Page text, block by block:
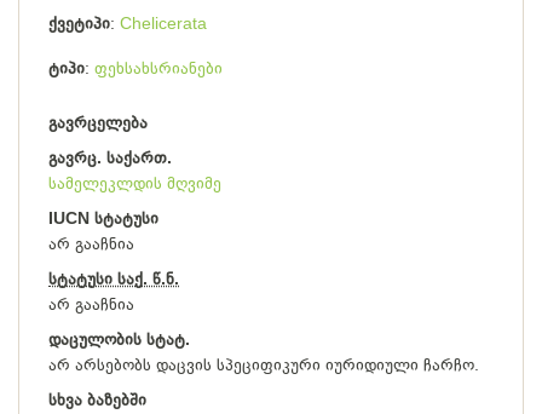
ქვეტიპი Chelicerata
ტიპი ფეხსახსრიანები
გავრცელება
გავრც. საქართ.
სამელეკლდის მღვიმე
IUCN სტატუსი
არ გააჩნია
სტატუსი საქ. წ.ნ.
არ გააჩნია
დაცულობის სტატ.
არ არსებობს დაცვის სპეციფიკური იურიდიული ჩარჩო.
სხვა ბაზებში